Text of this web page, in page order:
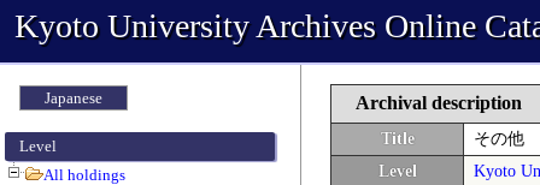
Kyoto University Archives Online
Japanese
Level
All holdings
Archival description
Title
その他
Level
Kyoto